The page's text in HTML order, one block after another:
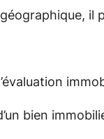
il
bien